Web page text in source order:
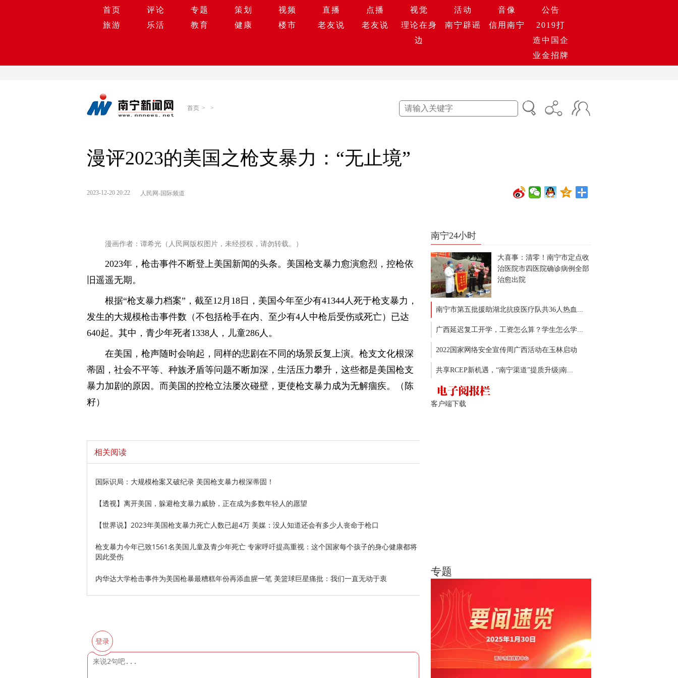
首页 评论 专题 策划 视频 直播 点播 视觉 活动 音像
公告
旅游
乐活 教育 健康 楼市 老友说 老友说
理论在身
边
南宁辟谣 信用南宁
2019打
造中国企
业金招牌
首页 > >
漫评2023的美国之枪支暴力：“无止境”
2023-12-20 20:22 人民网-国际频道
漫画作者：谭希光（人民网版权图片，未经授权，请勿转载。）
2023年，枪击事件不断登上美国新闻的头条。美国枪支暴力愈演愈烈，控枪依
旧遥遥无期。
根据“枪支暴力档案”，截至12月18日，美国今年至少有41344人死于枪支暴力，
发生的大规模枪击事件数（不包括枪手在内、至少有4人中枪后受伤或死亡）已达
640起。其中，青少年死者1338人，儿童286人。
在美国，枪声随时会响起，同样的悲剧在不同的场景反复上演。枪支文化根深
蒂固，社会不平等、种族矛盾等问题不断加深，生活压力攀升，这些都是美国枪支
暴力加剧的原因。而美国的控枪立法屡次碰壁，更使枪支暴力成为无解痼疾。（陈
籽）
相关阅读
国际识局：大规模枪案又破纪录 美国枪支暴力根深蒂固！
【透视】离开美国，躲避枪支暴力威胁，正在成为多数年轻人的愿望
【世界说】2023年美国枪支暴力死亡人数已超4万 美媒：没人知道还会有多少人丧命于枪口
枪支暴力今年已致1561名美国儿童及青少年死亡 专家呼吁提高重视：这个国家每个孩子的身心健康都将
因此受伤
内华达大学枪击事件为美国枪暴最糟糕年份再添血腥一笔 美篮球巨星痛批：我们一直无动于衷
登录
南宁24小时
大喜事：清零！南宁市定点收
治医院市四医院确诊病例全部
治愈出院
南宁市第五批援助湖北抗疫医疗队共36人热血...
广西延迟复工开学，工资怎么算？学生怎么学...
2022国家网络安全宣传周广西活动在玉林启动
共享RCEP新机遇，“南宁渠道”提质升级|南...
客户端下载
专题